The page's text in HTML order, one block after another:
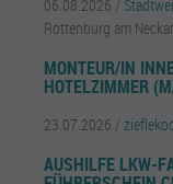
06.08.2026 /
Rottenburg am Neckar
MONTEUR/IN
HOTELZIMMER
23.07.2026 /
AUSHILFE LKW-